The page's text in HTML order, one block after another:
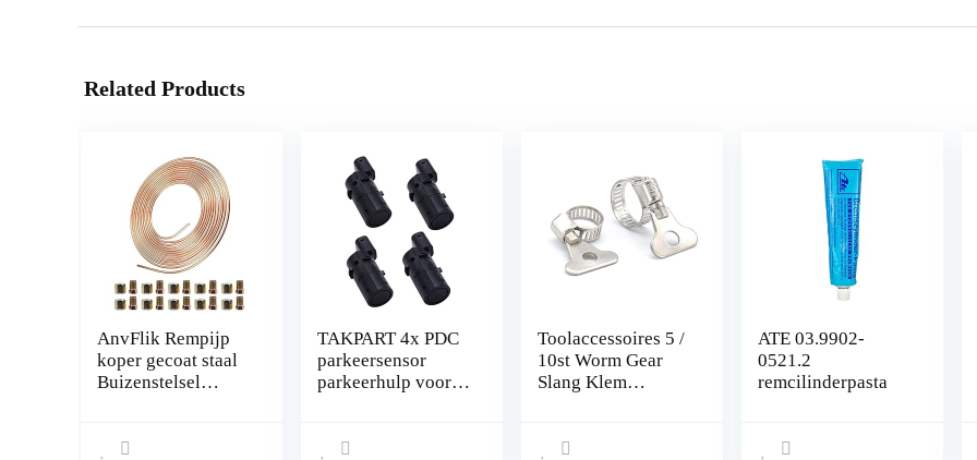
Related Products
AnvFlik Rempijp
koper gecoat staal
Buizenstelsel
Vervanging
TAKPART 4x PDC
parkeersensor
parkeerhulp voor
66206989069
Toolaccessoires 5 /
10st Worm Gear
Slang Klem
Slangklem voor
ATE 03.9902-
0521.2
remcilinderpasta